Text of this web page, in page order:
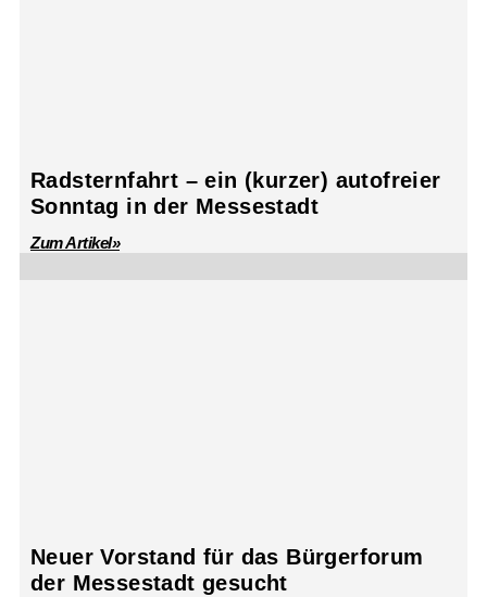
Radsternfahrt – ein (kurzer) autofreier
Sonntag in der Messestadt
Zum Artikel»
Neuer Vorstand für das Bürgerforum
der Messestadt gesucht